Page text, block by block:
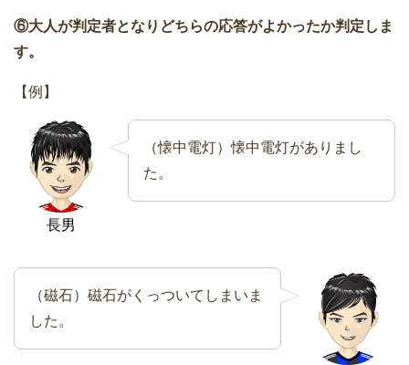
⑥大人が判定者となりどちらの応答がよかったか判定しま
す。
【例】
長男
（懐中電灯）懐中電灯がありまし
た。
（磁石）磁石がくっついてしまいま
した。